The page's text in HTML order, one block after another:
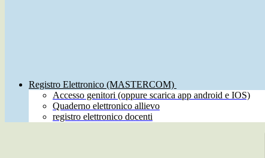
Registro Elettronico (MASTERCOM)
Accesso genitori (oppure scarica app android e IOS)
Quaderno elettronico allievo
registro elettronico docenti